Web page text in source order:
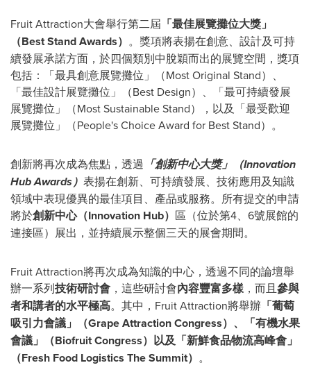
Fruit Attraction大會舉行第二屆 「最佳展覽攤位大獎」
（Best Stand Awards） 。獎項將表揚在創意、設計及可持
續發展承諾方面，於四個類別中脫穎而出的展覽空間，獎項
包括：「最具創意展覽攤位」（Most Original Stand）、
「最佳設計展覽攤位」（Best Design）、「最可持續發展
展覽攤位」（Most Sustainable Stand），以及「最受歡迎
展覽攤位」（People's Choice Award for Best Stand）。
創新將再次成為焦點，透過 「創新中心大獎」（Innovation
Hub Awards） 表揚在創新、可持續發展、技術應用及知識
領域中表現優異的最佳項目、產品或服務。所有提交的申請
將於創新中心（Innovation Hub） 區（位於第4、6號展館的
連接區）展出，並持續展示整個三天的展會期間。
Fruit Attraction將再次成為知識的中心，透過不同的論壇舉
辦一系列技術研討會 ，這些研討會內容豐富多樣 ，而且參與
者和講者的水平極高。其中，Fruit Attraction將舉辦 「葡萄
吸引力會議」（Grape Attraction Congress）、「有機水果
會議」（Biofruit Congress）以及「新鮮食品物流高峰會」
（Fresh Food Logistics The Summit） 。